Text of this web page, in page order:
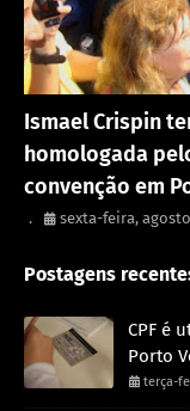
Ismael Crispin
homologada
convenção em
. sexta-feira, agosto
Postagens
CPF é
Porto
terça-